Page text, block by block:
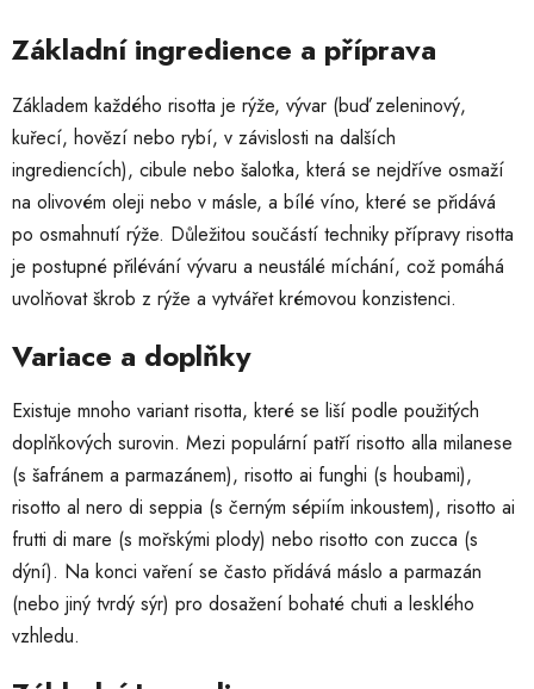
Základní ingredience a příprava
Základem každého risotta je rýže, vývar (buď zeleninový,
kuřecí, hovězí nebo rybí, v závislosti na dalších
ingrediencích), cibule nebo šalotka, která se nejdříve osmaží
na olivovém oleji nebo v másle, a bílé víno, které se přidává
po osmahnutí rýže. Důležitou součástí techniky přípravy risotta
je postupné přilévání vývaru a neustálé míchání, což pomáhá
uvolňovat škrob z rýže a vytvářet krémovou konzistenci.
Variace a doplňky
Existuje mnoho variant risotta, které se liší podle použitých
doplňkových surovin. Mezi populární patří risotto alla milanese
(s šafránem a parmazánem), risotto ai funghi (s houbami),
risotto al nero di seppia (s černým sépiím inkoustem), risotto ai
frutti di mare (s mořskými plody) nebo risotto con zucca (s
dýní). Na konci vaření se často přidává máslo a parmazán
(nebo jiný tvrdý sýr) pro dosažení bohaté chuti a lesklého
vzhledu.